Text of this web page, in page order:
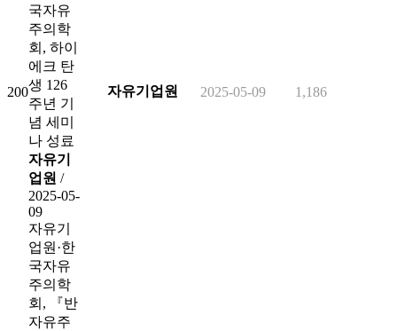
200
국자유
주의학
회, 하이
에크 탄
생 126
주년 기
념 세미
나 성료
자유기
업원 /
2025-05-
09
자유기업원 2025-05-09 1,186
자유기
업원·한
국자유
주의학
회, 『반
자유주